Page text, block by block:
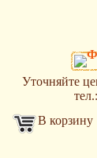
Уточняйте
В корзину